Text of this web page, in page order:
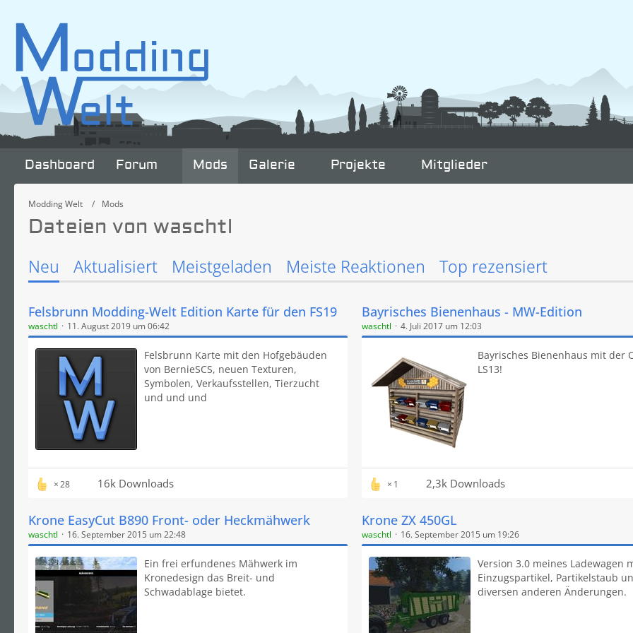
Dashboard Forum Mods Galerie Projekte Mitglieder
Modding Welt Mods
Dateien von waschtl
Neu Aktualisiert Meistgeladen Meiste Reaktionen Top rezensiert
Felsbrunn Modding-Welt Edition Karte für den FS19
waschtl 11. August 2019 um 06:42
Felsbrunn Karte mit den Hofgebäuden
von BernieSCS, neuen Texturen,
Symbolen, Verkaufsstellen, Tierzucht
und und und
28 16k Downloads
Bayrisches Bienenhaus - MW-Edition
waschtl 4. Juli 2017 um 12:03
Bayrisches Bienenhaus mit der
LS13!
1 2,3k Downloads
Krone EasyCut B890 Front- oder Heckmähwerk
waschtl 16. September 2015 um 22:48
Ein frei erfundenes Mähwerk im
Kronedesign das Breit- und
Schwadablage bietet.
Krone ZX 450GL
waschtl 16. September 2015 um 19:26
Version 3.0 meines Ladewagen
Einzugspartikel, Partikelstaub
diversen anderen Änderungen.